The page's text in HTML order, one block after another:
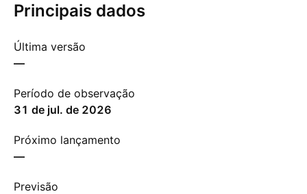
Principais dados
Última versão
—
Período de observação
31 de jul. de 2026
Próximo lançamento
—
Previsão